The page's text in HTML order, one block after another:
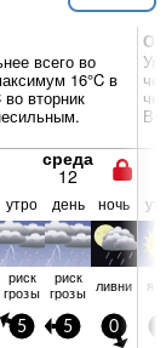
всего во
16°C в
вторник
среда
12
утро день ночь
риск
грозы
риск
грозы ливни
5 5 0